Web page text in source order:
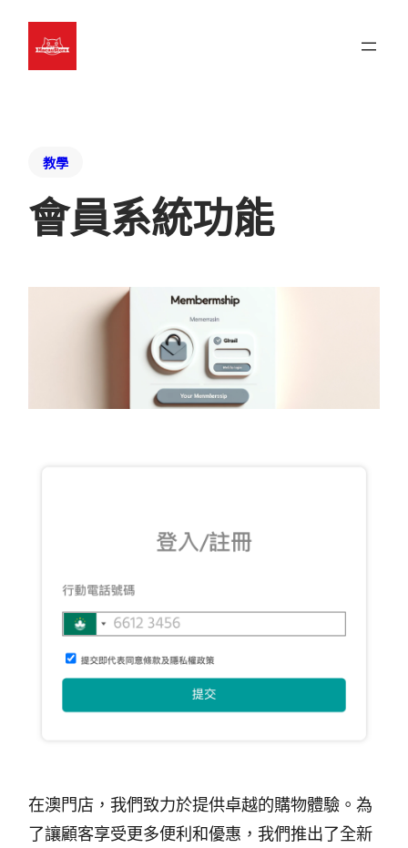
教學
會員系統功能
在澳門店，我們致力於提供卓越的購物體驗。為
了讓顧客享受更多便利和優惠，我們推出了全新